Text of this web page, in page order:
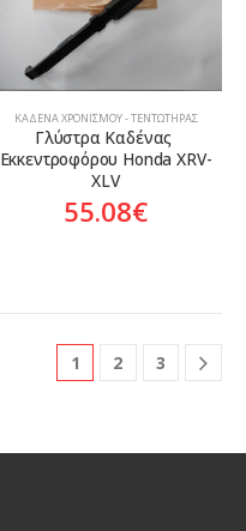
ΚΑΔΈΝΑ ΧΡΟΝΙΣΜΟΎ - ΤΕΝΤΩΤΉΡΑΣ
Γλύστρα Καδένας
Εκκεντροφόρου Honda XRV-
XLV
55.08€
1 2 3